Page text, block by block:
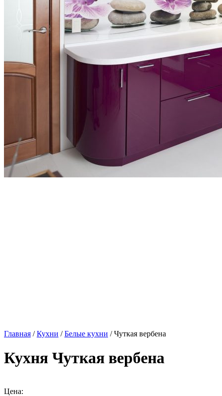
Главная /Кухни /Белые кухни / Чуткая вербена
Кухня Чуткая вербена
Цена: